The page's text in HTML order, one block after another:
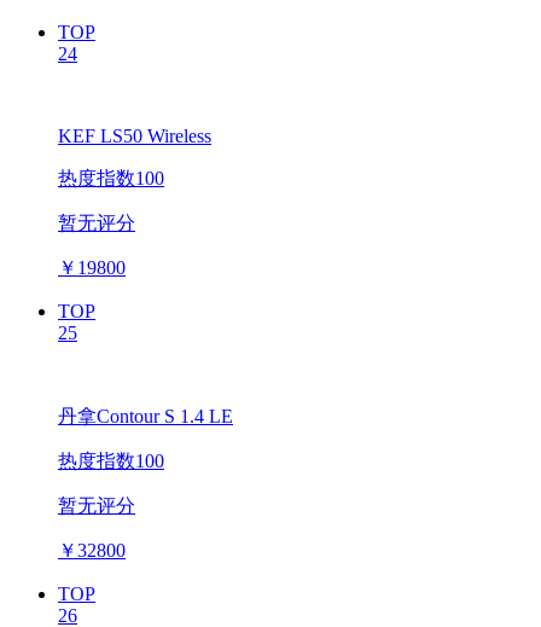
TOP
24
KEF LS50 Wireless
热度指数100
暂无评分
￥ 19800
TOP
25
丹拿Contour S 1.4 LE
热度指数100
暂无评分
￥32800
TOP
26